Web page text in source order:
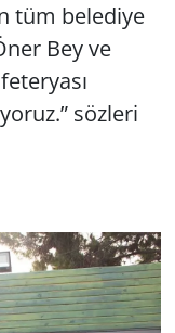
tüm belediye
Bey ve
sözleri